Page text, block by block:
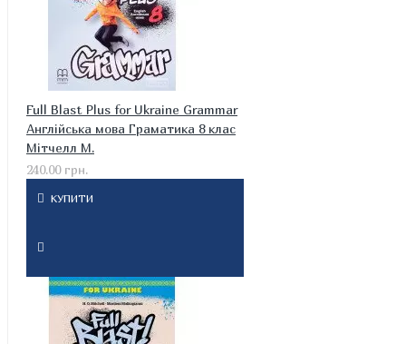
Full Blast Plus for Ukraine Grammar
Англійська мова Граматика 8 клас
Мітчелл М.
240.00 грн.
КУПИТИ